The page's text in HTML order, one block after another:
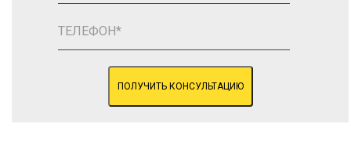
ПОЛУЧИТЬ КОНСУЛЬТАЦИЮ